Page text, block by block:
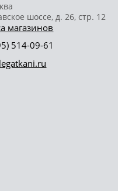
шоссе, д. 26, стр. 12
магазинов
514-09-61